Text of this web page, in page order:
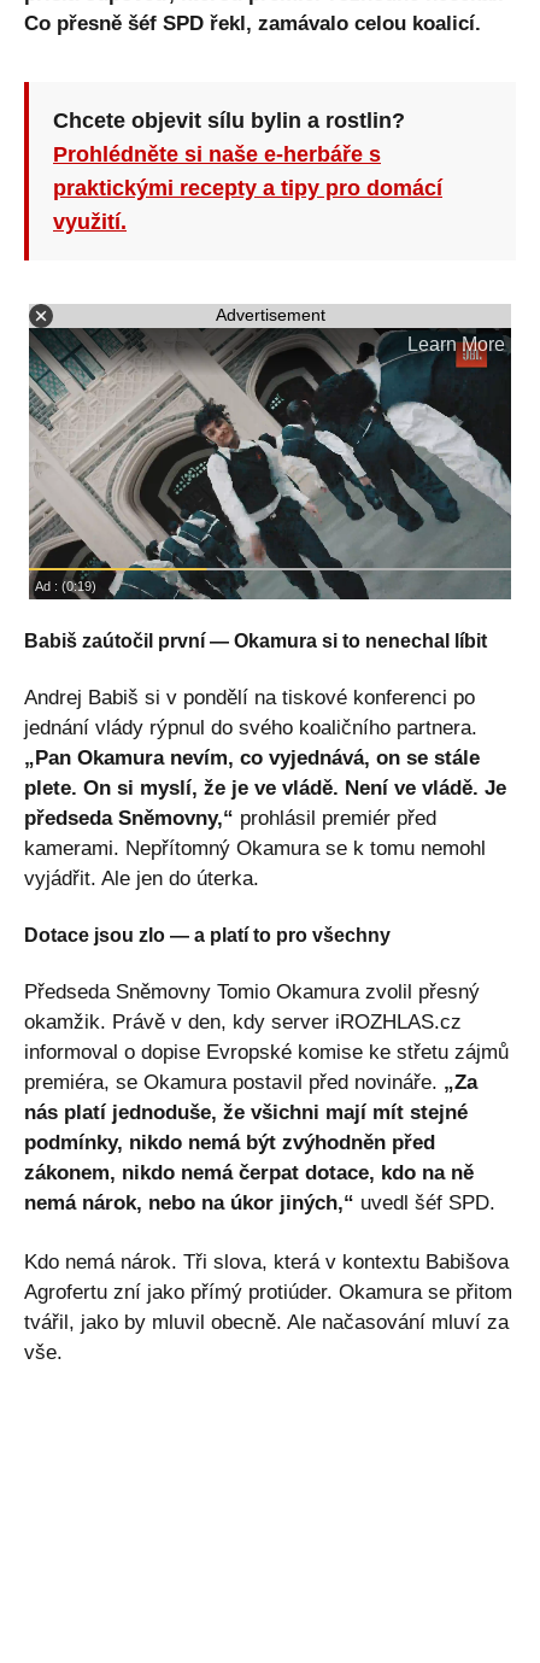
Co přesně šéf SPD řekl, zamávalo celou koalicí.
Chcete objevit sílu bylin a rostlin?
Prohlédněte si naše e-herbáře s
praktickými recepty a tipy pro domácí
využití.
Advertisement
Babiš zaútočil první — Okamura si to nenechal líbit
Andrej Babiš si v pondělí na tiskové konferenci po
jednání vlády rýpnul do svého koaličního partnera.
„Pan Okamura nevím, co vyjednává, on se stále
plete. On si myslí, že je ve vládě. Není ve vládě. Je
předseda Sněmovny,“ prohlásil premiér před
kamerami. Nepřítomný Okamura se k tomu nemohl
vyjádřit. Ale jen do úterka.
Dotace jsou zlo — a platí to pro všechny
Předseda Sněmovny Tomio Okamura zvolil přesný
okamžik. Právě v den, kdy server iROZHLAS.cz
informoval o dopise Evropské komise ke střetu zájmů
premiéra, se Okamura postavil před novináře. „Za
nás platí jednoduše, že všichni mají mít stejné
podmínky, nikdo nemá být zvýhodněn před
zákonem, nikdo nemá čerpat dotace, kdo na ně
nemá nárok, nebo na úkor jiných,“ uvedl šéf SPD.
Kdo nemá nárok. Tři slova, která v kontextu Babišova
Agrofertu zní jako přímý protiúder. Okamura se přitom
tvářil, jako by mluvil obecně. Ale načasování mluví za
vše.